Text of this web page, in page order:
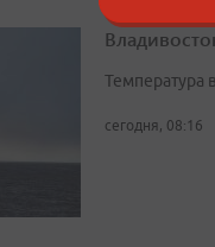
Температура
сегодня, 08:16